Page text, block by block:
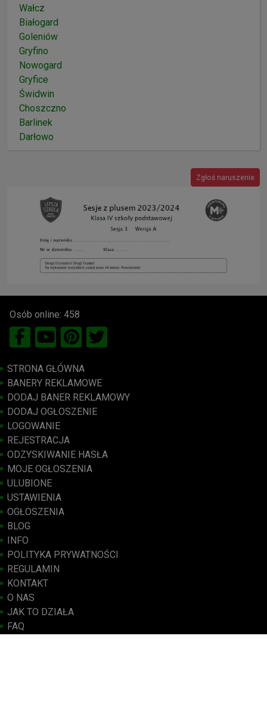
Wałcz
Białogard
Goleniów
Gryfino
Nowogard
Gryfice
Świdwin
Choszczno
Barlinek
Darłowo
Zgłoś naruszenie
Osób online: 458
STRONA GŁÓWNA
BANERY REKLAMOWE
DODAJ BANER REKLAMOWY
DODAJ OGŁOSZENIE
LOGOWANIE
REJESTRACJA
ODZYSKIWANIE HASŁA
MOJE OGŁOSZENIA
ULUBIONE
USTAWIENIA
OGŁOSZENIA
BLOG
INFO
POLITYKA PRYWATNOŚCI
REGULAMIN
KONTAKT
O NAS
JAK TO DZIAŁA
FAQ